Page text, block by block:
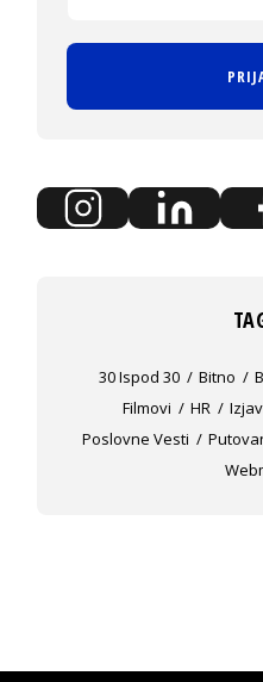
30 Ispod 30 Bitno
Filmovi
HR
Poslovne Vesti